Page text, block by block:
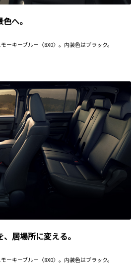
へ。
ーキーブルー〈8X0〉。内装色はブラック。
居場所に変える。
ーキーブルー〈8X0〉。内装色はブラック。